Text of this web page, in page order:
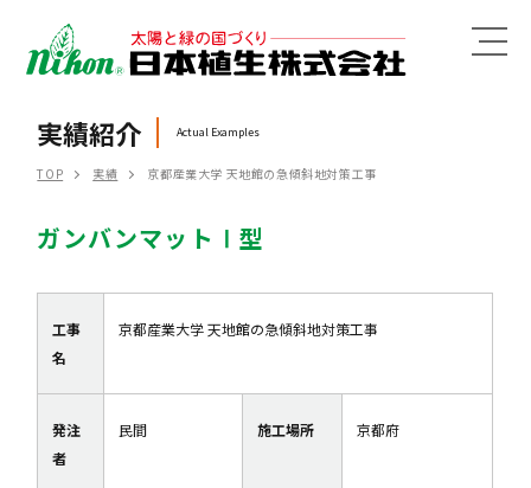
MENU
実績紹介 Actual Examples
TOP 実績 京都産業大学 天地館の急傾斜地対策工事
ガンバンマットⅠ型
工事
名
京都産業大学 天地館の急傾斜地対策工事
発注
者
民間 施工場所 京都府